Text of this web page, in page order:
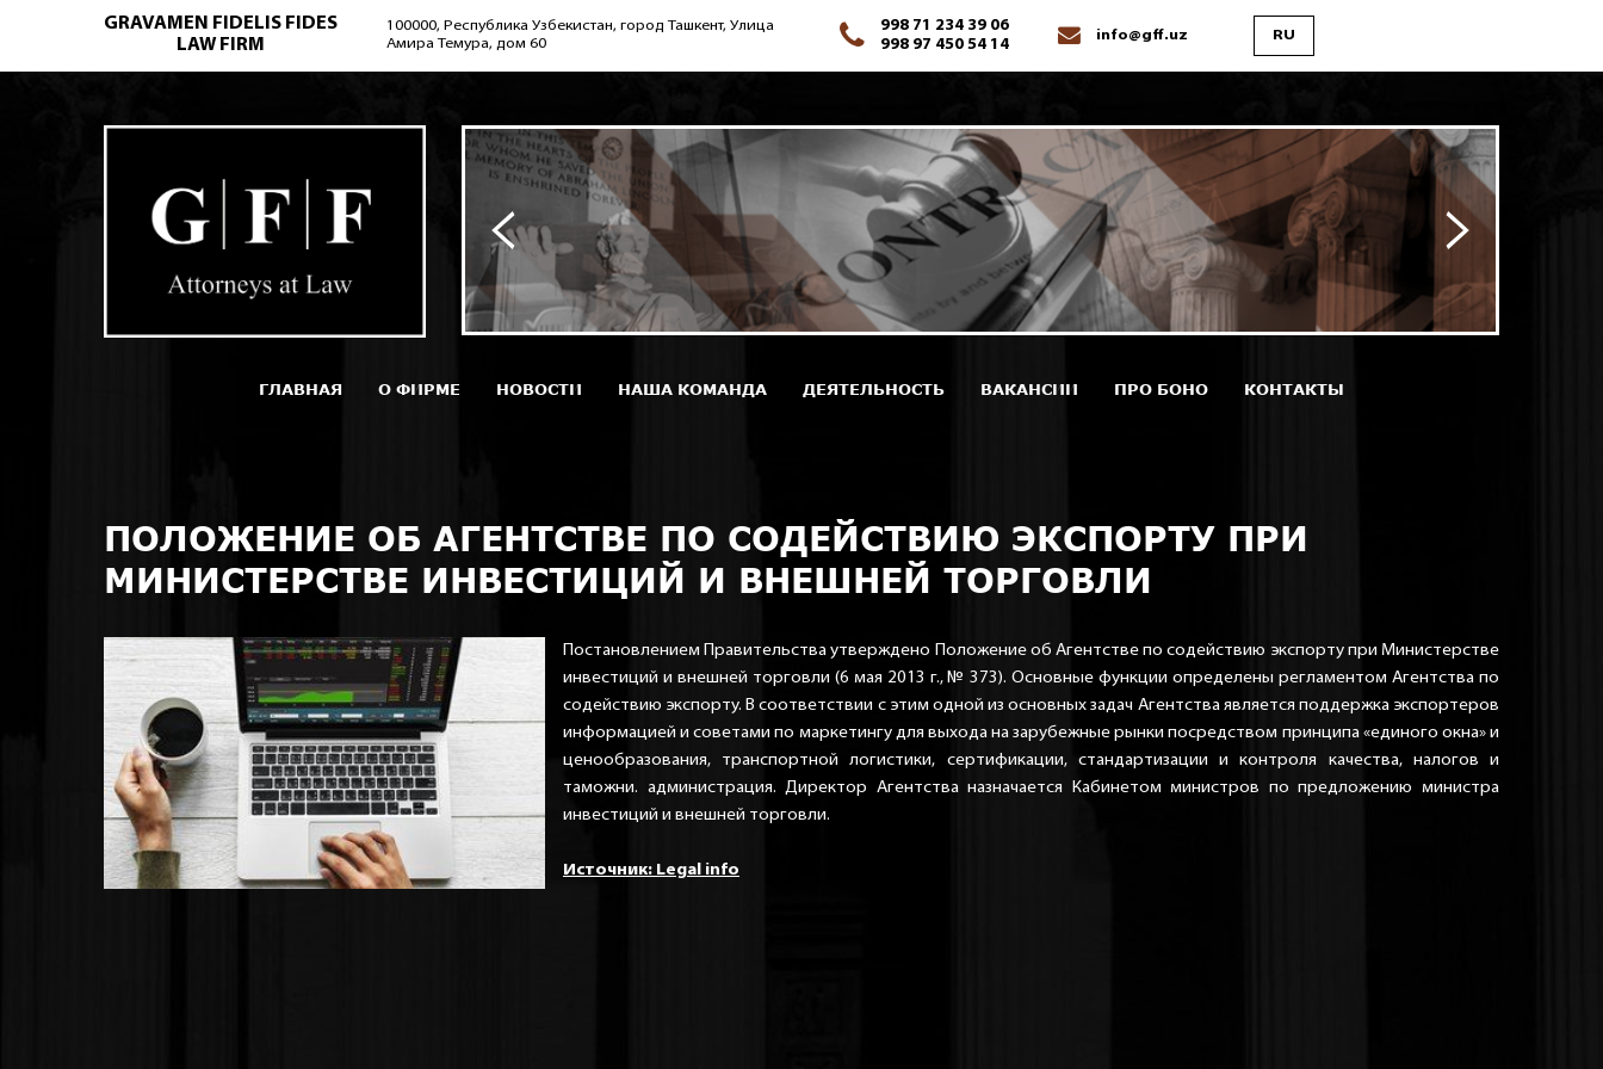
GRAVAMEN FIDELIS FIDES
LAW FIRM
100000, Республика Узбекистан, город Ташкент, Улица
Амира Темура, дом 60
998 71 234 39 06
998 97 450 54 14
info@gff.uz RU
ГЛАВНАЯ О ФИРМЕ НОВОСТИ НАША КОМАНДА ДЕЯТЕЛЬНОСТЬ ВАКАНСИИ ПРО БОНО КОНТАКТЫ
ПОЛОЖЕНИЕ ОБ АГЕНТСТВЕ ПО СОДЕЙСТВИЮ ЭКСПОРТУ ПРИ
МИНИСТЕРСТВЕ ИНВЕСТИЦИЙ И ВНЕШНЕЙ ТОРГОВЛИ
Постановлением Правительства утверждено Положение об Агентстве по содействию экспорту при Министерстве
инвестиций и внешней торговли (6 мая 2013 г., № 373). Основные функции определены регламентом Агентства по
содействию экспорту. В соответствии с этим одной из основных задач Агентства является поддержка экспортеров
информацией и советами по маркетингу для выхода на зарубежные рынки посредством принципа «единого окна» и
ценообразования, транспортной логистики, сертификации, стандартизации и контроля качества, налогов и
таможни. администрация. Директор Агентства назначается Кабинетом министров по предложению министра
инвестиций и внешней торговли.
Источник: Legal info